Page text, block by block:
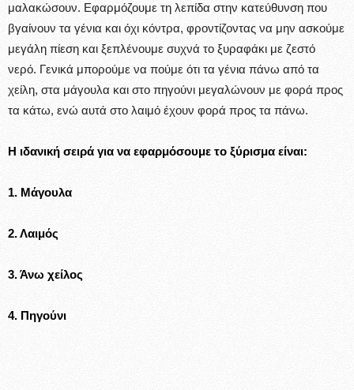
μαλακώσουν. Εφαρμόζουμε τη λεπίδα στην κατεύθυνση που
βγαίνουν τα γένια και όχι κόντρα, φροντίζοντας να μην ασκούμε
μεγάλη πίεση και ξεπλένουμε συχνά το ξυραφάκι με ζεστό
νερό. Γενικά μπορούμε να πούμε ότι τα γένια πάνω από τα
χείλη, στα μάγουλα και στο πηγούνι μεγαλώνουν με φορά προς
τα κάτω, ενώ αυτά στο λαιμό έχουν φορά προς τα πάνω.
Η ιδανική σειρά για να εφαρμόσουμε το ξύρισμα είναι:
1. Μάγουλα
2. Λαιμός
3. Άνω χείλος
4. Πηγούνι